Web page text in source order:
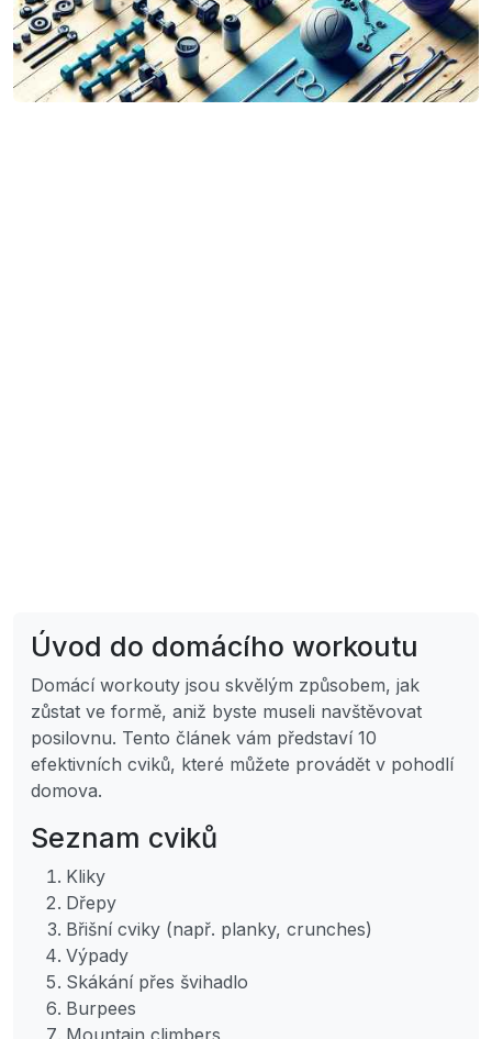
Úvod do domácího workoutu
Domácí workouty jsou skvělým způsobem, jak
zůstat ve formě, aniž byste museli navštěvovat
posilovnu. Tento článek vám představí 10
efektivních cviků, které můžete provádět v pohodlí
domova.
Seznam cviků
Kliky
Dřepy
Břišní cviky (např. planky, crunches)
Výpady
Skákání přes švihadlo
Burpees